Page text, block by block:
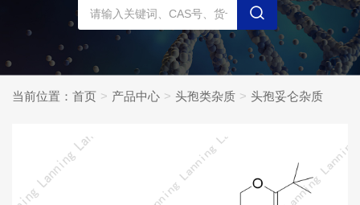
当前位置： 首页 产品中心 头孢类杂质 头孢妥仑杂质